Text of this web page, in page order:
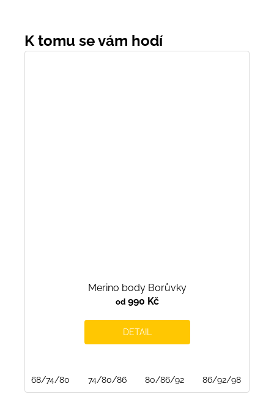
Merino body Borůvky
od990 Kč
DETAIL
68/74/80 74/80/86 80/86/92 86/92/98